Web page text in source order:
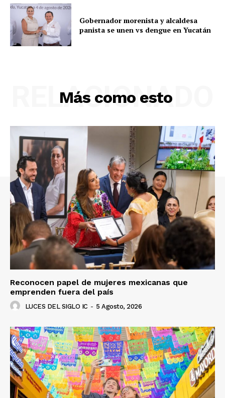
Gobernador morenista y alcaldesa
panista se unen vs dengue en Yucatán
Más como esto
RELACIONADO
Reconocen papel de mujeres mexicanas que
emprenden fuera del país
LUCES DEL SIGLO IC - 5 Agosto, 2026